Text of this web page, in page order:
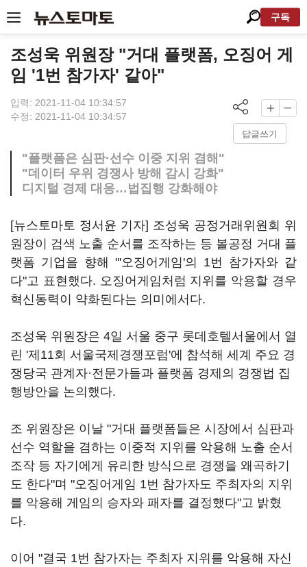
구독
조성욱 위원장 "거대 플랫폼, 오징어 게
임 '1번 참가자' 같아"
입력: 2021-11-04 10:34:57
수정: 2021-11-04 10:34:57
답글쓰기
"플랫폼은 심판·선수 이중 지위 겸해"
"데이터 우위 경쟁사 방해 감시 강화"
디지털 경제 대응…법집행 강화해야
[뉴스토마토 정서윤 기자] 조성욱 공정거래위원회 위
원장이 검색 노출 순서를 조작하는 등 볼공정 거대 플
랫폼 기업을 향해 "'오징어게임'의 1번 참가자와 같
다"고 표현했다. 오징어게임처럼 지위를 악용할 경우
혁신동력이 약화된다는 의미에서다.
조성욱 위원장은 4일 서울 중구 롯데호텔서울에서 열
린 '제11회 서울국제경쟁포럼'에 참석해 세계 주요 경
쟁당국 관계자·전문가들과 플랫폼 경제의 경쟁법 집
행방안을 논의했다.
조 위원장은 이날 "거대 플랫폼들은 시장에서 심판과
선수 역할을 겸하는 이중적 지위를 악용해 노출 순서
조작 등 자기에게 유리한 방식으로 경쟁을 왜곡하기
도 한다"며 "오징어게임 1번 참가자도 주최자의 지위
를 악용해 게임의 승자와 패자를 결정했다"고 밝혔
다.
이어 "결국 1번 참가자는 주최자 지위를 악용해 자신